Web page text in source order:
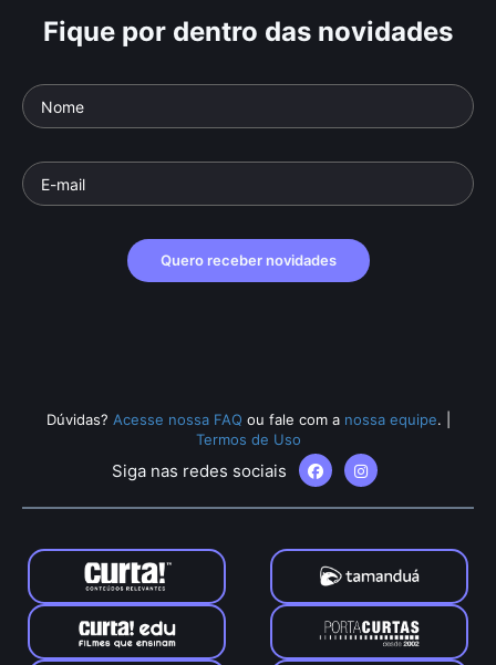
Fique por dentro das novidades
Quero receber novidades
Dúvidas? Acesse nossa FAQ ou fale com a nossa equipe.
Termos de Uso
Siga nas redes sociais